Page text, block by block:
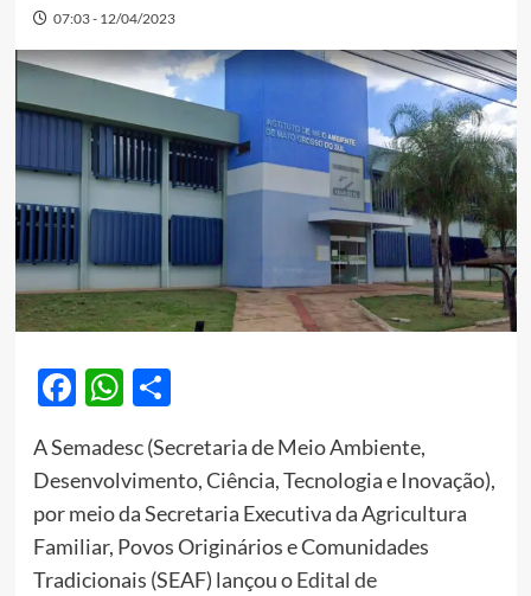
07:03 - 12/04/2023
Facebook
WhatsApp
Share
A Semadesc (Secretaria de Meio Ambiente,
Desenvolvimento, Ciência, Tecnologia e Inovação),
por meio da Secretaria Executiva da Agricultura
Familiar, Povos Originários e Comunidades
Tradicionais (SEAF) lançou oEdital de